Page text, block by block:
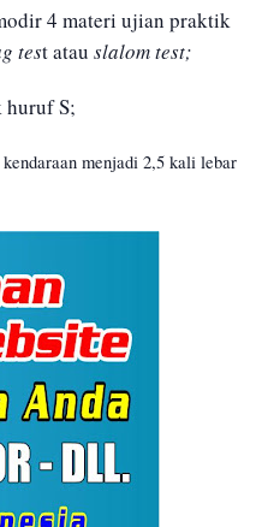
4 materi ujian praktik
test atau slalom test;
huruf S;
menjadi 2,5 kali lebar